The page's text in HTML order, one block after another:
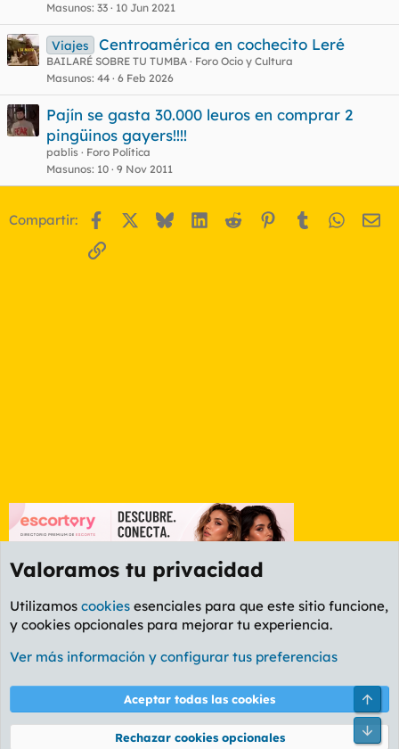
Masunos 33 10 Jun 2021
Viajes Centroamérica en cochecito Leré
BAILARÉ SOBRE TU TUMBA
Foro Ocio y Cultura
Masunos 44 6 Feb 2026
Pajín se gasta 30.000 leuros en comprar 2
pingüinos gayers!!!!
pablis
Foro Política
Masunos 10 9 Nov 2011
Compartir: Facebook BlueskyLinkedIn
Reddit Pinterest
Tumblr
Enlace
Foro Informática y Videojuegos
Cookies
PL OLDSTYLE AMARILLO
Términos y reglas Política de privacidad Ayuda
Valoramos tu privacidad
Utilizamos cookies esenciales para que este sitio funcione,
y cookies opcionales para mejorar tu experiencia.
Ver más información y configurar tus preferencias
Aceptar todas las cookies
Rechazar cookies opcionales
Pie